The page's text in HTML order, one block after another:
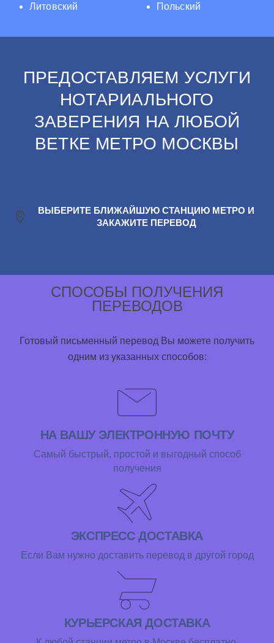
Литовский
Польский
ПРЕДОСТАВЛЯЕМ УСЛУГИ
НОТАРИАЛЬНОГО
ЗАВЕРЕНИЯ НА ЛЮБОЙ
ВЕТКЕ МЕТРО МОСКВЫ
ВЫБЕРИТЕ БЛИЖАЙШУЮ СТАНЦИЮ МЕТРО И
ЗАКАЖИТЕ ПЕРЕВОД
СПОСОБЫ ПОЛУЧЕНИЯ
ПЕРЕВОДОВ
Готовый письменный перевод Вы можете получить
одним из указанных способов:
НА ВАШУ ЭЛЕКТРОННУЮ ПОЧТУ
Самый быстрый, простой и выгодный способ
получения
ЭКСПРЕСС ДОСТАВКА
Если Вам нужно доставить перевод в другой город
КУРЬЕРСКАЯ ДОСТАВКА